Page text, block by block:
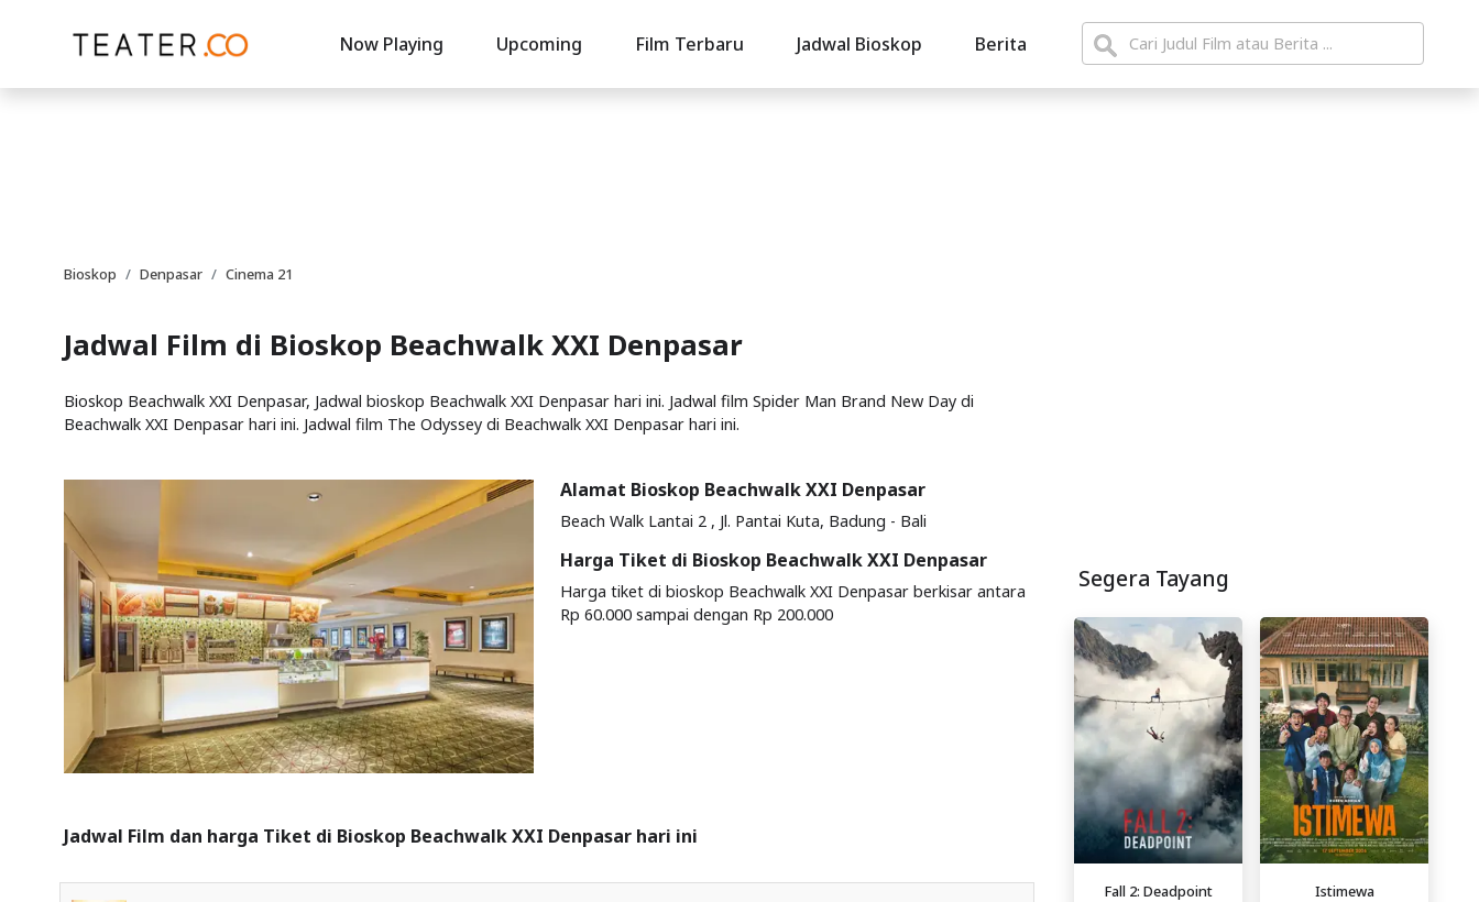
Now Playing Upcoming Film Terbaru Jadwal Bioskop Berita
Bioskop Denpasar Cinema 21
Jadwal Film di Bioskop Beachwalk XXI Denpasar
Bioskop Beachwalk XXI Denpasar, Jadwal bioskop Beachwalk XXI Denpasar hari ini. Jadwal film Spider Man Brand New Day di
Beachwalk XXI Denpasar hari ini. Jadwal film The Odyssey di Beachwalk XXI Denpasar hari ini.
Alamat Bioskop Beachwalk XXI Denpasar
Beach Walk Lantai 2 , Jl. Pantai Kuta, Badung - Bali
Harga Tiket di Bioskop Beachwalk XXI Denpasar
Harga tiket di bioskop Beachwalk XXI Denpasar berkisar antara
Rp 60.000 sampai dengan Rp 200.000
Jadwal Film dan harga Tiket di Bioskop Beachwalk XXI Denpasar hari ini
Segera Tayang
Fall 2: Deadpoint Istimewa